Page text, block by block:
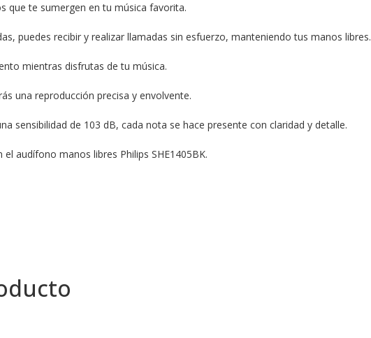
que te sumergen en tu música favorita.
puedes recibir y realizar llamadas sin esfuerzo, manteniendo tus manos libres.
mientras disfrutas de tu música.
una reproducción precisa y envolvente.
sensibilidad de 103 dB, cada nota se hace presente con claridad y detalle.
audífono manos libres Philips SHE1405BK.